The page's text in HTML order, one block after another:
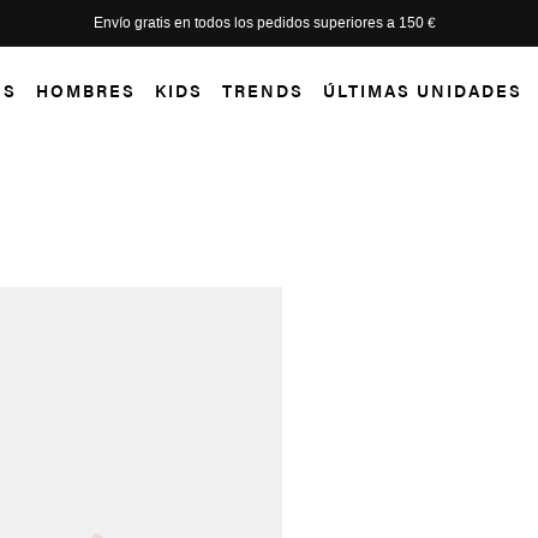
Madden ahora!
HOMBRES KIDS TRENDS ÚLTIMAS UNIDADES